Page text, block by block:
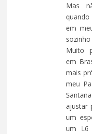
Mas
em
Muito
em
mais
meu
ajustar
um
um L6